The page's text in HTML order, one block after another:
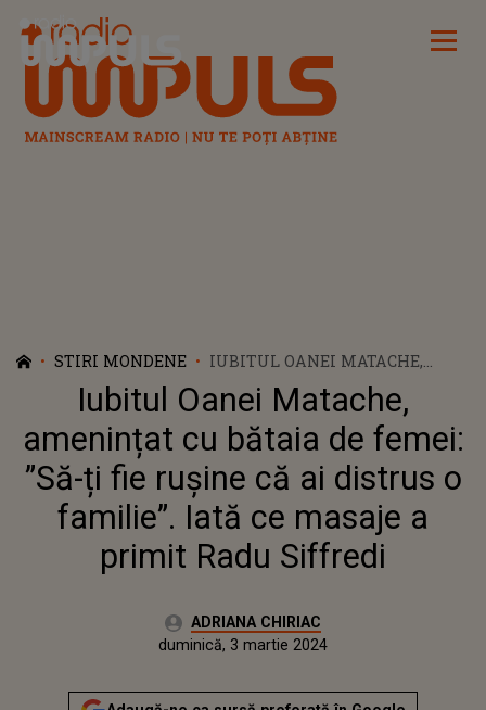
Radio Impuls
STIRI MONDENE
IUBITUL OANEI MATACHE,
AMENINȚAT CU BĂTAIA DE
FEMEI: ”SĂ-ȚI FIE RUȘINE CĂ AI
DISTRUS O FAMILIE”. IATĂ CE
MASAJE A PRIMIT RADU
SIFFREDI
Iubitul Oanei Matache,
amenințat cu bătaia de femei:
”Să-ți fie rușine că ai distrus o
familie”. Iată ce masaje a
primit Radu Siffredi
Autor:ADRIANA CHIRIAC
Actualizat:
duminică, 3 martie 2024